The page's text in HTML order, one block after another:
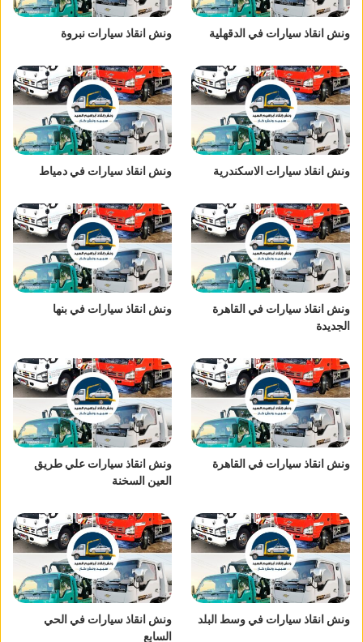
ونش انقاذ سيارات في الدقهلية ونش انقاذ سيارات نبروة
ونش انقاذ سيارات الاسكندرية ونش انقاذ سيارات في دمياط
ونش انقاذ سيارات في القاهرة
الجديدة
ونش انقاذ سيارات في بنها
ونش انقاذ سيارات في القاهرة
ونش انقاذ سيارات علي طريق
العين السخنة
ونش انقاذ سيارات في وسط البلد
ونش انقاذ سيارات في الحي
السابع